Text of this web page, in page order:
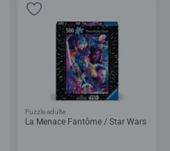
La Menace Fantôme / Star Wars
Puzzle adulte